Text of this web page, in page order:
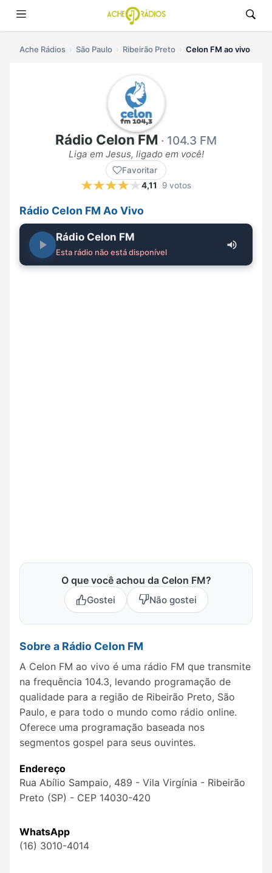
Ache Rádios São Paulo Ribeirão Preto Celon FM ao vivo
Rádio Celon FM · 104.3 FM
Liga em Jesus, ligado em você!
Favoritar
4,11
9 votos
Rádio Celon FM Ao Vivo
Rádio Celon FM
Esta rádio não está disponível
O que você achou da Celon FM?
Gostei Não gostei
Sobre a Rádio Celon FM
A Celon FM ao vivo é uma rádio FM que transmite
na frequência 104.3, levando programação de
qualidade para a região de Ribeirão Preto, São
Paulo, e para todo o mundo como rádio online.
Oferece uma programação baseada nos
segmentos gospel para seus ouvintes.
Endereço
Rua Abílio Sampaio, 489 - Vila Virgínia - Ribeirão
Preto (SP) - CEP 14030-420
WhatsApp
(16) 3010-4014